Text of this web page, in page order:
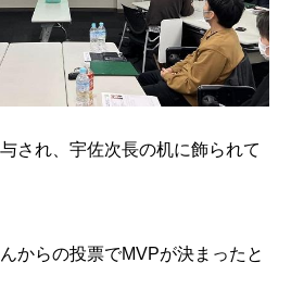
され、宇佐次長の机に飾られて
からの投票でMVPが決まったと